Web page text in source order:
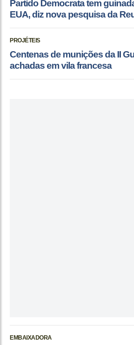
Partido Democrata tem
EUA, diz nova pesquisa da
PROJÉTEIS
Centenas de munições da II
achadas em vila francesa
EMBAIXADORA